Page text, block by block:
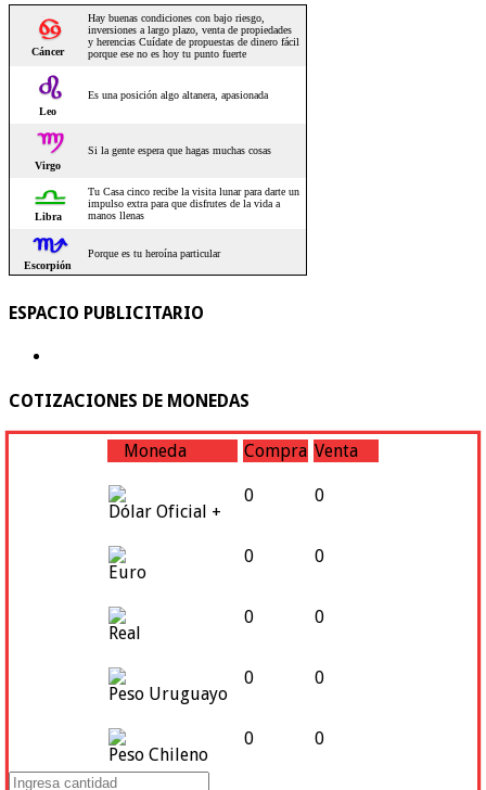
ESPACIO PUBLICITARIO
COTIZACIONES DE MONEDAS
Moneda Compra Venta
Dólar Oficial +
0 0
Euro
0 0
Real
0 0
Peso Uruguayo
0 0
Peso Chileno
0 0